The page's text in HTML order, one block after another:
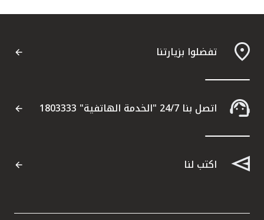
تفضلوا بزيارتنا
اتصل بنا 24/7 "الخدمة الهاتفية" 1803333
اكتب لنا